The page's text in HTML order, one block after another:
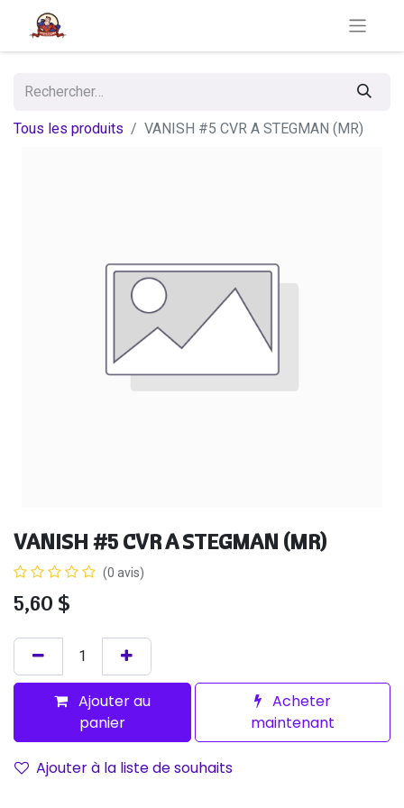
Tous les produits VANISH #5 CVR A STEGMAN (MR)
VANISH #5 CVR A STEGMAN (MR)
(0 avis)
5,60 $
Ajouter au
panier
Acheter
maintenant
Ajouter à la liste de souhaits